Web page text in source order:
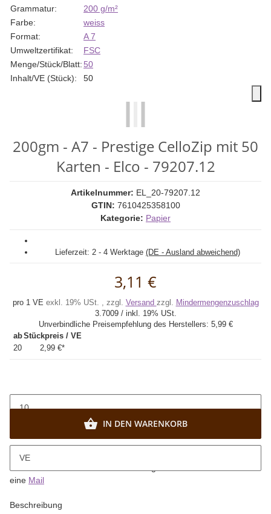
Grammatur:
200 g/m²
Farbe:
weiss
Format:
A 7
Umweltzertifikat:
FSC
Menge/Stück/Blatt: 50
Inhalt/VE (Stück):
50
200gm - A7 - Prestige CelloZip mit 50
Karten - Elco - 79207.12
Artikelnummer: EL_20-79207.12
GTIN: 7610425358100
Kategorie: Papier
Lieferzeit: 2 - 4 Werktage (DE - Ausland abweichend)
3,11 €
pro 1 VE exkl. 19% USt. , zzgl. Versand zzgl. Mindermengenzuschlag
3.7009 / inkl. 19% USt.
Unverbindliche Preisempfehlung des Herstellers: 5,99 €
abStückpreis / VE
20
2,99 €*
VE
IN DEN WARENKORB
Bitte beachten Sie die Mindestabnahme von 10 VE.
eine Mail
Beschreibung